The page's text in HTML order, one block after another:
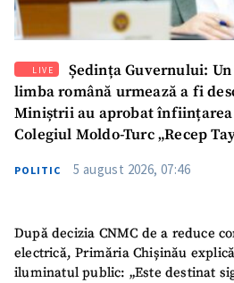
LIVE
Ședința Guvernului:
limba română urmează a fi
Miniștrii au aprobat
Colegiul Moldo-Turc „Recep
POLITIC 5 august 2026, 07:46
După decizia CNMC de a reduce
electrică, Primăria Chișinău
iluminatul public: „Este destinat